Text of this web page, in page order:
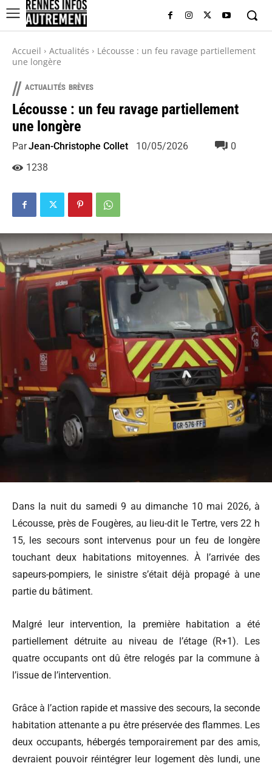
Accueil Actualités
Lécousse : un feu ravage partiellement
une longère
// ACTUALITÉS BRÈVES
Lécousse : un feu ravage partiellement
une longère
ParJean-Christophe Collet 10/05/2026
0
1238
Dans la nuit du samedi 9 au dimanche 10 mai 2026, à
Lécousse, près de Fougères, au lieu-dit le Tertre, vers 22 h
15, les secours sont intervenus pour un feu de longère
touchant deux habitations mitoyennes. À l’arrivée des
sapeurs-pompiers, le sinistre s’était déjà propagé à une
partie du bâtiment.
Malgré leur intervention, la première habitation a été
partiellement détruite au niveau de l’étage (R+1). Les
quatre occupants ont dû être relogés par la commune à
l’issue de l’intervention.
Grâce à l’action rapide et massive des secours, la seconde
habitation attenante a pu être préservée des flammes. Les
deux occupants, hébergés temporairement par des amis,
devraient pouvoir réintégrer leur logement dès lundi, une